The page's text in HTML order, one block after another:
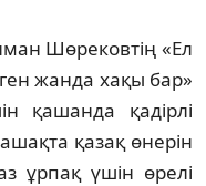
Шө­ре­­­ковтің «Ел
жанда хақы бар»
қашанда қадірлі
қазақ өнерін
ұрпақ үшін өрелі